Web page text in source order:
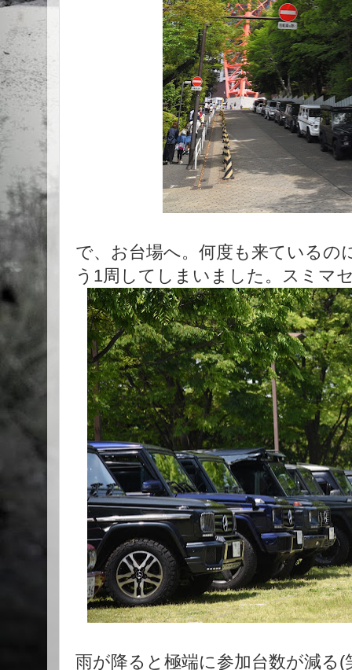
で、お台場へ。何度も来ているの
う1周してしまいました。スミマ
雨が降ると極端に参加台数が減る